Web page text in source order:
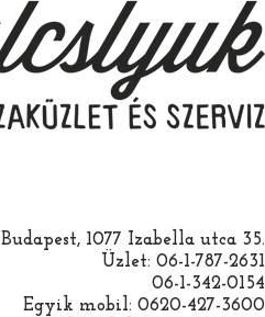
Budapest, 1077 Izabella utca 35.
Üzlet: 06-1-787-2631
06-1-342-0154
Egyik mobil: 0620-427-3600